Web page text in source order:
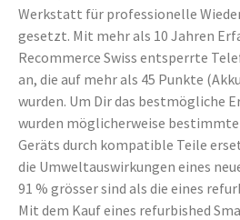
Werkstatt für professionelle
gesetzt. Mit mehr als 10 Jahren
Recommerce Swiss entsperrte
an, die auf mehr als 45 Punkte
wurden. Um Dir das bestmögliche
wurden möglicherweise
Geräts durch kompatible Teile
die Umweltauswirkungen eines
91 % grösser sind als die eines
Mit dem Kauf eines refurbished